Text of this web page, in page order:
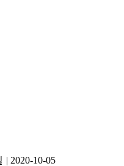
| 2020-10-05